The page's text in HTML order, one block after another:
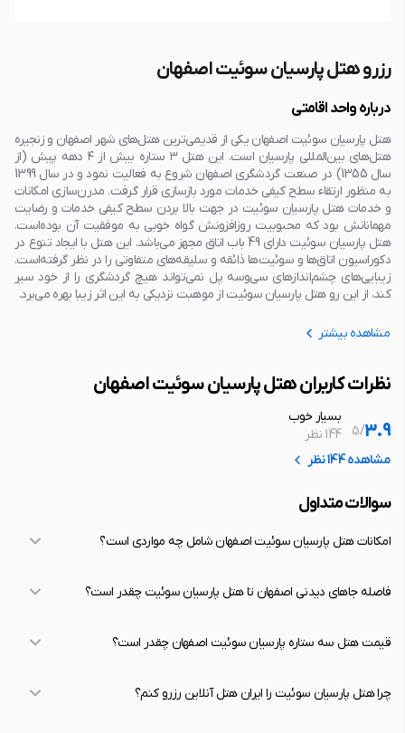
ایستگاه مترو
100 متر
فرودگاه بین المللی شهید بهشتی
رزرو هتل پارسیان سوئیت اصفهان
درباره واحد اقامتی
هتل پارسیان سوئیت اصفهان یکی از قدیمی‌ترین هتل‌های شهر اصفهان و زنجیره
هتل‌های بین‌المللی پارسیان است. این هتل ۳ ستاره بیش از ۴ دهه پیش (از
سال 1355) در صنعت گردشگری اصفهان شروع به فعالیت نمود و در سال 1399
به منظور ارتقاء سطح کیفی خدمات مورد بازسازی قرار گرفت. مدرن‌سازی امکانات
و خدمات هتل پارسیان سوئیت در جهت بالا بردن سطح کیفی خدمات و رضایت
مهمانانش بود که محبوبیت روزافزونش گواه خوبی به موفقیت آن بوده‌است.
هتل پارسیان سوئیت دارای 49 باب اتاق ‏مجهز می‌باشد. این هتل با ایجاد تنوع در
دکوراسیون اتاق‌ها و سوئیت‌ها ذائقه و سلیقه‌های متفاوتی را در نظر گرفته‌است.
زیبایی‌های چشم‌اندازهای سی‌وسه پل نمی‌تواند هیچ گردشگری را از خود سیر
کند، از این رو هتل پارسیان سوئیت از موهبت نزدیکی به این اثر زیبا بهره می‌برد.
مشاهده بیشتر
نظرات کاربران هتل پارسیان سوئیت اصفهان
3.9
/
5
بسیار خوب
144 نظر
مشاهده 144 نظر
سوالات متداول
امکانات هتل پارسیان سوئیت اصفهان شامل چه مواردی است؟
فاصله جاهای دیدنی اصفهان تا هتل پارسیان سوئیت چقدر است؟
قیمت هتل سه ستاره پارسیان سوئیت اصفهان چقدر است؟
چرا هتل پارسیان سوئیت را ایران هتل آنلاین رزرو کنم؟